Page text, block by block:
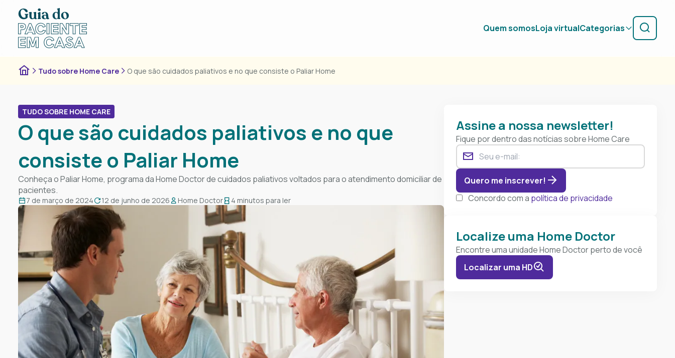
Quem somosLoja virtualCategorias
Tudo sobre Home Care O que são cuidados paliativos e no que consiste o Paliar Home
TUDO SOBRE HOME CARE
O que são cuidados paliativos e no que
consiste o Paliar Home
Conheça o Paliar Home, programa da Home Doctor de cuidados paliativos voltados para o atendimento domiciliar de
pacientes.
7 de março de 2024 12 de junho de 2026 Home Doctor 4 minutos para ler
Assine a nossa newsletter!
Fique por dentro das notícias sobre Home Care
Quero me inscrever!
Concordo com a política de privacidade
Localize uma Home Doctor
Encontre uma unidade Home Doctor perto de você
Localizar uma HD